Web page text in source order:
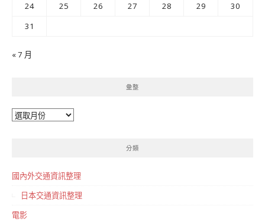
24
25 26 27 28 29
30
31
« 7 月
彙整
彙
分類
國內外交通資訊整理
日本交通資訊整理
電影